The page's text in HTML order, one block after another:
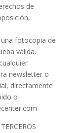
de
fotocopia de
válida.
newsletter o
directamente
o